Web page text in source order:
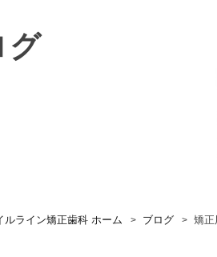
グ
ルライン矯正歯科 ホーム ブログ 矯正